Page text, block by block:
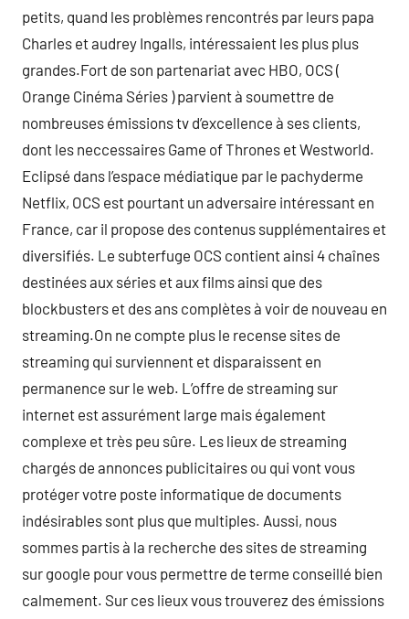
petits, quand les problèmes rencontrés par leurs papa
Charles et audrey Ingalls, intéressaient les plus plus
grandes.Fort de son partenariat avec HBO, OCS (
Orange Cinéma Séries ) parvient à soumettre de
nombreuses émissions tv d’excellence à ses clients,
dont les neccessaires Game of Thrones et Westworld.
Eclipsé dans l’espace médiatique par le pachyderme
Netflix, OCS est pourtant un adversaire intéressant en
France, car il propose des contenus supplémentaires et
diversifiés. Le subterfuge OCS contient ainsi 4 chaînes
destinées aux séries et aux films ainsi que des
blockbusters et des ans complètes à voir de nouveau en
streaming.On ne compte plus le recense sites de
streaming qui surviennent et disparaissent en
permanence sur le web. L’offre de streaming sur
internet est assurément large mais également
complexe et très peu sûre. Les lieux de streaming
chargés de annonces publicitaires ou qui vont vous
protéger votre poste informatique de documents
indésirables sont plus que multiples. Aussi, nous
sommes partis à la recherche des sites de streaming
sur google pour vous permettre de terme conseillé bien
calmement. Sur ces lieux vous trouverez des émissions